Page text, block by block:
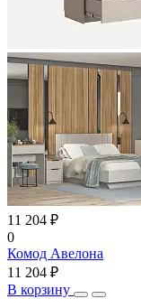
11 204 ₽
0
Комод Авелона
11 204 ₽
В корзину